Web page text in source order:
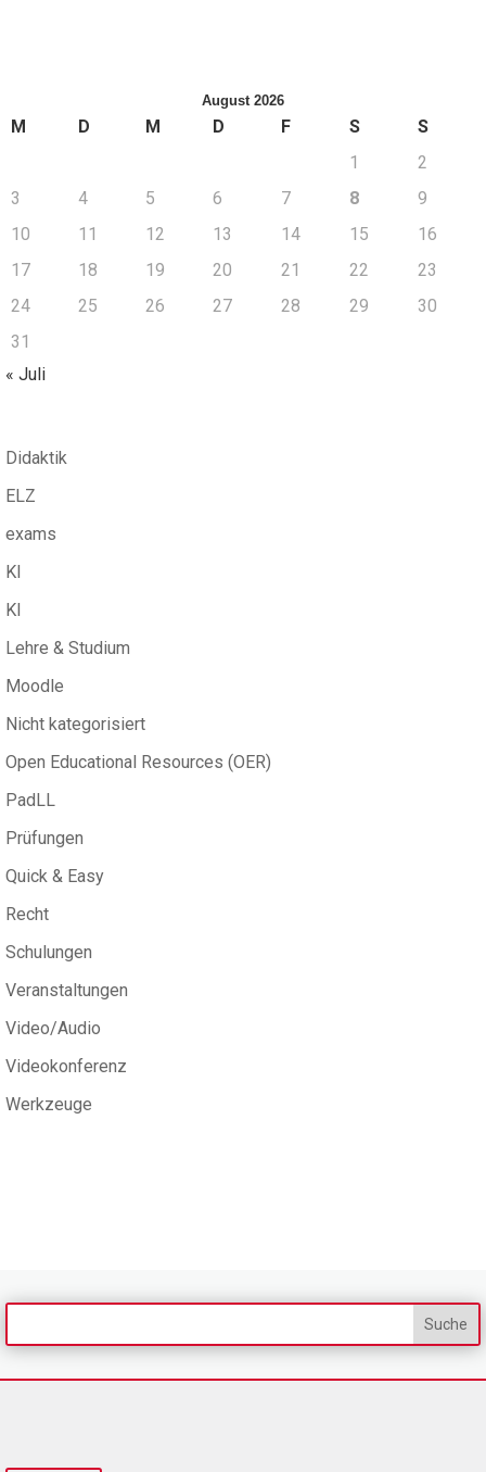
August 2026
M D M D F S
S
1
2
3
4 5 6 7 8
9
10
11 12 13 14 15
16
17
18 19 20 21 22
23
24
25 26 27 28 29
30
31
« Juli
Didaktik
ELZ
exams
KI
KI
Lehre & Studium
Moodle
Nicht kategorisiert
Open Educational Resources (OER)
PadLL
Prüfungen
Quick & Easy
Recht
Schulungen
Veranstaltungen
Video/Audio
Videokonferenz
Werkzeuge